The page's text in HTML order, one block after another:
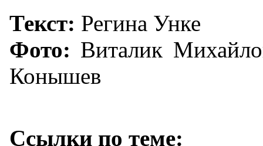
Текст: Регина Унке
Фото: Виталик
Конышев
Ссылки по теме: